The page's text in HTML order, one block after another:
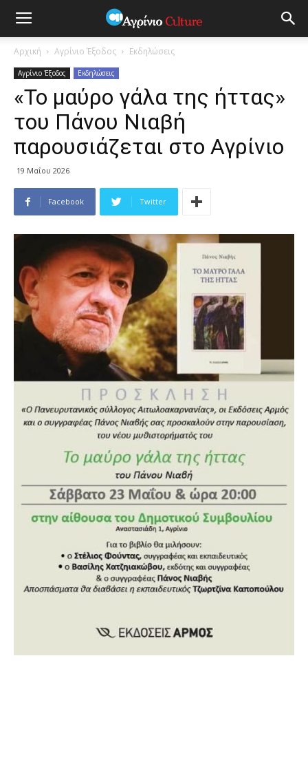
Αρχική Αγρίνιο Έξοδος Εκδηλώσεις
Αγρίνιο Έξοδος Εκδηλώσεις
«Το μαύρο γάλα της ήττας»
του Πάνου Νιαβή
παρουσιάζεται στο Αγρίνιο
19 Μαΐου 2026
Facebook Twitter